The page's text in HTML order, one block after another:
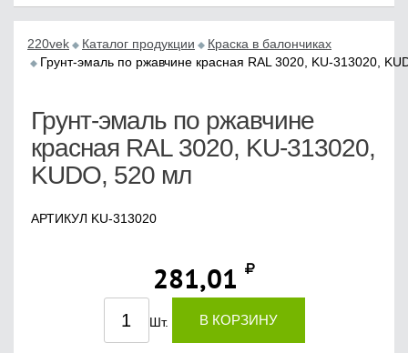
220vek Каталог продукции
Краска в балончиках
Грунт-эмаль по ржавчине красная RAL 3020, KU-313020,
Грунт-эмаль по ржавчине
красная RAL 3020, KU-313020,
KUDO, 520 мл
АРТИКУЛ KU-313020
281,01
Шт. В КОРЗИНУ